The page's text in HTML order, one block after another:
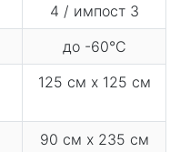
4 / импост 3
до -60°С
125 см х 125 см
90 см х 235 см